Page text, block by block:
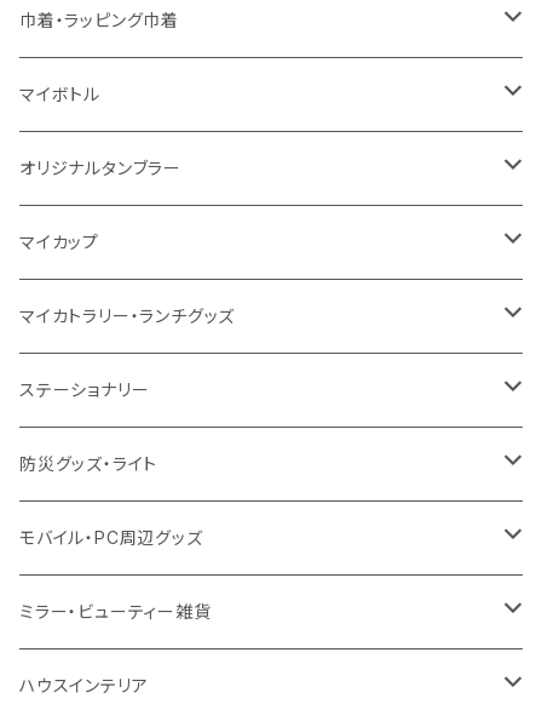
コットン
5oz
シーチング
キャンパス
8oz
10oz
デニム・デニムライク
ポリエステル
再生不織布
不織布
保冷
スウェット
10oz
シーチング
キャンパス
10oz
12oz
デニム
ポリエステル
不織布
保冷
再生ファブリック
5oz
コットン
5oz
キャンパス
ポリエステル
不織布
ポリエステル
不織布
スウェット
ボトル
タンブラー
ランチグッズ
ハンカチ
傘
オーガニックコットン
フェアトレードコットン
再生ファブリック
キャンパス
デニム・デニムライク
ポリエステル
不織布
保冷
EVA
防水
巾着・ラッピング巾着
コットン
オーガニックコットン
再生ファブリック
フェアトレードコットン
デニム・デニムライク
ポリエステル
リネン
マイボトル
ステンレスサーモ
ステンレス
アルミ
クリアボトル
カスタムデザインボトル
オリジナルタンブラー
サーモタンブラー
ステンレス2層タンブラー
プラスチック2層タンブラー
アルミタンブラー
バンブータンブラー
コーヒー配合タンブラー
カスタムデザインタンブラー
マイカップ
サーモ
ステンレス
バンブー
コーヒー配合
プラスチック
陶器
マイカトラリー・ランチグッズ
カトラリー
フードポット
コースター
ドリンク用品
保存容器
ステーショナリー
単色ボールペン
多機能ペン
ペンケース
メモ
防災グッズ・ライト
防災セット
ラジオ・スピーカー
ハンディライト
モバイル・PC周辺グッズ
チャージャー
充電器
ミラー・ビューティー雑貨
折りたたみ式ミラー
ハウスインテリア